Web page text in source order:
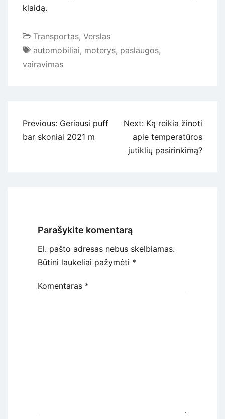
klaidą.
Transportas, Verslas
automobiliai, moterys, paslaugos,
vairavimas
Navigacija
tarp
Previous: Geriausi puff
bar skoniai 2021 m
Next: Ką reikia žinoti
apie temperatūros
jutiklių pasirinkimą?
Parašykite komentarą
El. pašto adresas nebus skelbiamas.
Būtini laukeliai pažymėti *
Komentaras *